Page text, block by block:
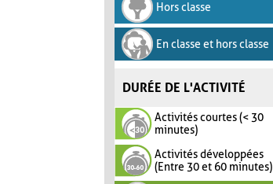
Hors classe
En classe et hors classe
DURÉE DE L'ACTIVITÉ
Activités courtes (< 30
minutes)
Activités développées
(Entre 30 et 60 minutes)